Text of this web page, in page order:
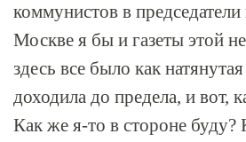
коммунистов в председатели
Москве я бы и газеты этой
здесь все было как
доходила до предела, и вот,
Как же я-то в стороне буду?